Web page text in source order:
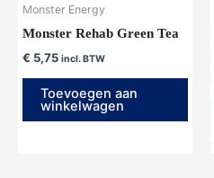
Monster Energy
Monster Rehab Green Tea
€ 5,75 incl. BTW
Toevoegen aan
winkelwagen